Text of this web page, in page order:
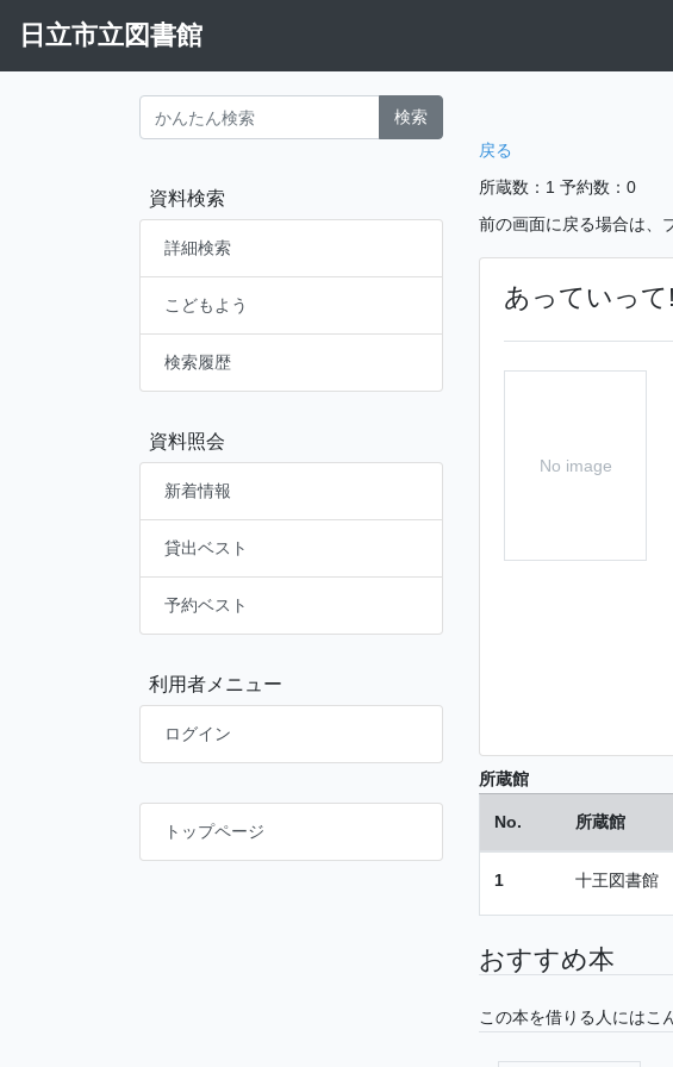
日立市立図書館
検索
資料検索
詳細検索
こどもよう
検索履歴
資料照会
新着情報
貸出ベスト
予約ベスト
利用者メニュー
ログイン
トップページ
戻る
所蔵数：1 予約数：0
前の画面に戻る場合は、
あっていって!
No image
所蔵館
No. 所蔵館
1 十王図書館
おすすめ本
この本を借りる人にはこ